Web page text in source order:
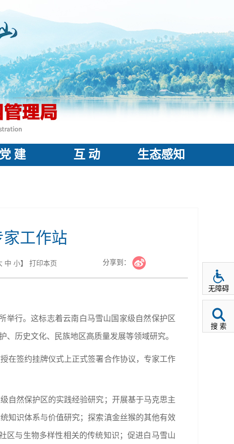
党 建 互 动 生态感知
工作站
中 小】 打印本页 分享到：
举行。这标志着云南白马雪山国家级自然保护区
历史文化、民族地区高质量发展等领域研究。
在签约挂牌仪式上正式签署合作协议，专家工作
自然保护区的实践经验研究；开展基于马克思主
知识体系与价值研究；探索滇金丝猴的其他有效
区与生物多样性相关的传统知识；促进白马雪山
无障碍
搜 索